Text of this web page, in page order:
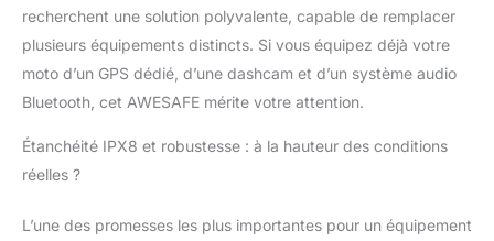
fiable de vos trajets,
pour plus de sécurité et
de tranquillité d’esprit.
Pression et de la
Température des
température de vos
recherchent une solution polyvalente, capable de remplacer
plusieurs équipements distincts. Si vous équipez déjà votre
moto d’un GPS dédié, d’une dashcam et d’un système audio
Bluetooth, cet AWESAFE mérite votre attention.
Étanchéité IPX8 et robustesse : à la hauteur des conditions
réelles ?
L’une des promesses les plus importantes pour un équipement